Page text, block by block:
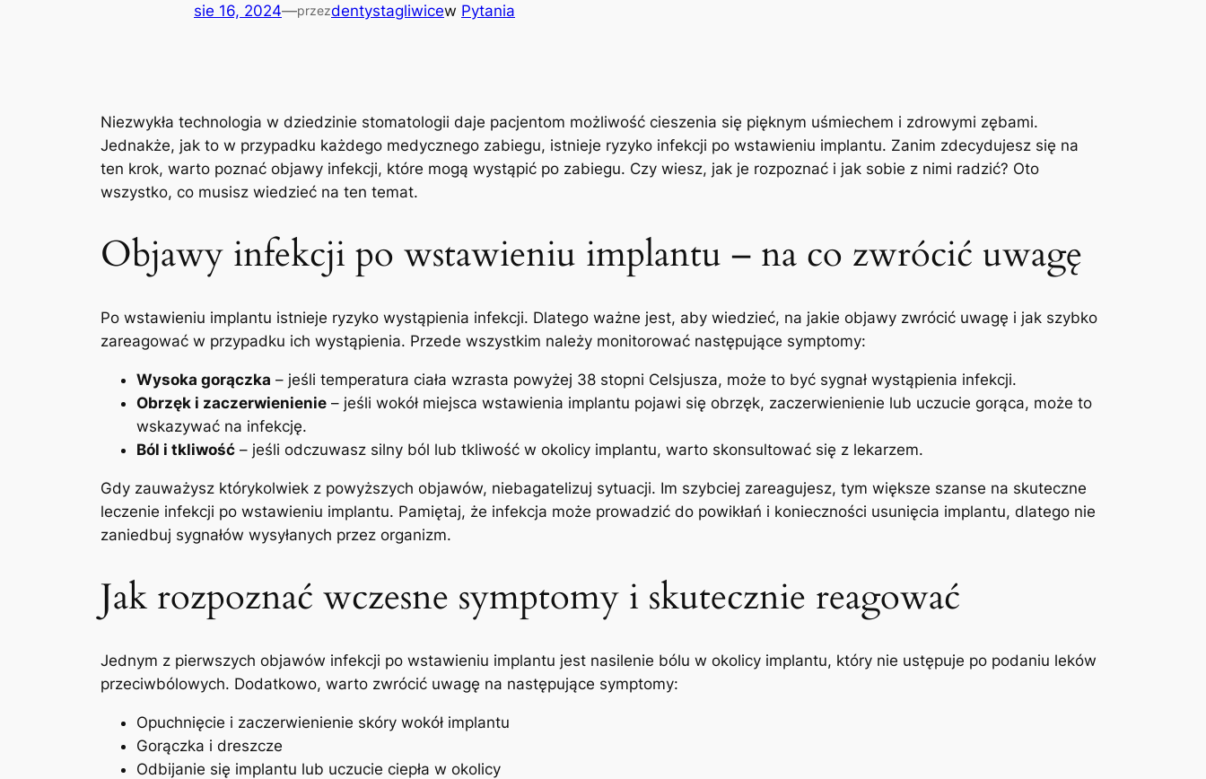
sie 16, 2024—przezdentystagliwicew Pytania
Niezwykła technologia w dziedzinie stomatologii daje pacjentom możliwość cieszenia się pięknym uśmiechem i zdrowymi zębami.
Jednakże, jak to w przypadku każdego medycznego⁣ zabiegu, istnieje ryzyko infekcji po wstawieniu implantu. ⁣Zanim zdecydujesz się na⁣
ten krok, warto poznać objawy infekcji, które mogą wystąpić po zabiegu. Czy wiesz, jak je⁢ rozpoznać i jak sobie z nimi radzić? Oto
wszystko, co musisz‍ wiedzieć na ten⁤ temat.
Objawy‌ infekcji po wstawieniu implantu – na ​co zwrócić uwagę
Po wstawieniu implantu⁤ istnieje ryzyko wystąpienia infekcji. ‍Dlatego ważne jest, aby ⁢wiedzieć, na jakie objawy zwrócić uwagę i jak szybko
zareagować w przypadku ich wystąpienia.⁣ Przede wszystkim należy ⁤monitorować następujące symptomy:
Wysoka ‍gorączka – jeśli‍ temperatura ciała wzrasta powyżej 38 stopni Celsjusza, może to być sygnał wystąpienia infekcji.
Obrzęk i zaczerwienienie – jeśli wokół miejsca wstawienia implantu pojawi się obrzęk, zaczerwienienie lub uczucie‍ gorąca, może to
wskazywać na ‌infekcję.
Ból i tkliwość – jeśli odczuwasz silny ból ⁤lub tkliwość w okolicy ⁢implantu, warto skonsultować się z lekarzem.
Gdy zauważysz którykolwiek ⁢z​ powyższych objawów, niebagatelizuj sytuacji. Im szybciej zareagujesz, tym większe szanse na skuteczne
leczenie infekcji po wstawieniu implantu. ⁢Pamiętaj, że infekcja może prowadzić‍ do powikłań i konieczności usunięcia implantu, dlatego nie
zaniedbuj sygnałów wysyłanych przez ‌organizm.
Jak rozpoznać wczesne symptomy i skutecznie reagować
Jednym z pierwszych objawów infekcji po wstawieniu implantu jest nasilenie bólu w okolicy implantu, ⁢który nie ustępuje po⁢ podaniu leków
przeciwbólowych. Dodatkowo, warto ⁤zwrócić uwagę ⁢na następujące symptomy:
Opuchnięcie i zaczerwienienie skóry wokół implantu
Gorączka i dreszcze
Odbijanie się implantu lub uczucie ciepła​ w okolicy